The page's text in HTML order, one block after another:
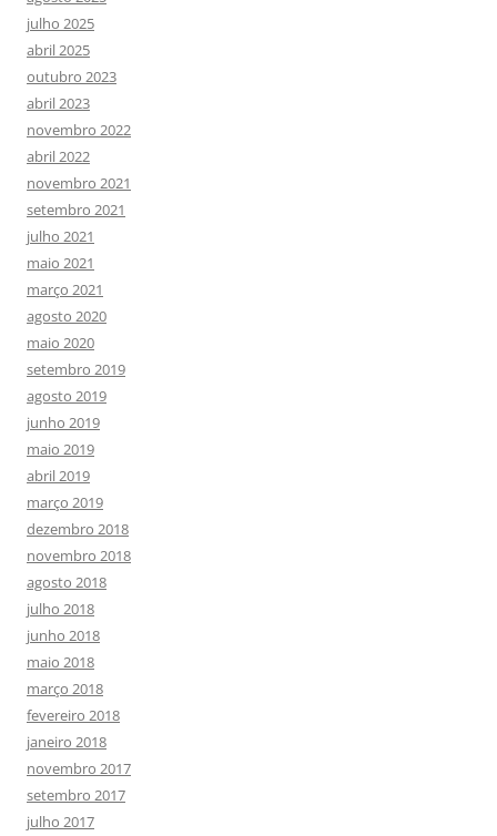
julho 2025
abril 2025
outubro 2023
abril 2023
novembro 2022
abril 2022
novembro 2021
setembro 2021
julho 2021
maio 2021
março 2021
agosto 2020
maio 2020
setembro 2019
agosto 2019
junho 2019
maio 2019
abril 2019
março 2019
dezembro 2018
novembro 2018
agosto 2018
julho 2018
junho 2018
maio 2018
março 2018
fevereiro 2018
janeiro 2018
novembro 2017
setembro 2017
julho 2017